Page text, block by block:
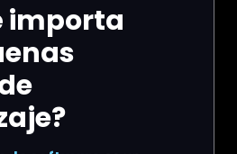
importa